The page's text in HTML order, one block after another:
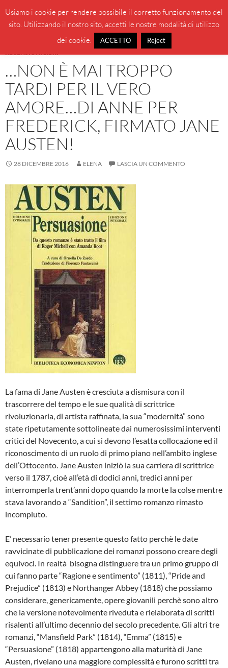
contenuto
BeppeBlog
MENU
RECENSIONI LIBRI
…NON È MAI TROPPO
TARDI PER IL VERO
AMORE…DI ANNE PER
FREDERICK, FIRMATO JANE
AUSTEN!
28 DICEMBRE 2016 ELENA LASCIA UN COMMENTO
La fama di Jane Austen è cresciuta a dismisura con il
trascorrere del tempo e le sue qualità di scrittrice
rivoluzionaria, di artista raffinata, la sua “modernità” sono
state ripetutamente sottolineate dai numerosissimi interventi
critici del Novecento, a cui si devono l’esatta collocazione ed il
riconoscimento di un ruolo di primo piano nell’ambito inglese
dell’Ottocento. Jane Austen iniziò la sua carriera di scrittrice
verso il 1787, cioè all’età di dodici anni, tredici anni per
interromperla trent’anni dopo quando la morte la colse mentre
stava lavorando a “Sandition”, il settimo romanzo rimasto
incompiuto.
E’ necessario tener presente questo fatto perchè le date
ravvicinate di pubblicazione dei romanzi possono creare degli
equivoci. In realtà bisogna distinguere tra un primo gruppo di
cui fanno parte “Ragione e sentimento” (1811), “Pride and
Prejudice” (1813) e Northanger Abbey (1818) che possiamo
considerare, genericamente, opere giovanili perchè sono altro
che la versione notevolmente riveduta e rielaborata di scritti
risalenti all’ultimo decennio del secolo precedente. Gli altri tre
romanzi, “Mansfield Park” (1814), “Emma” (1815) e
“Persuasione” (1818) appartengono alla maturità di Jane
Austen, rivelano una maggiore complessità e furono scritti tra
Usiamo i cookie per rendere possibile il corretto funzionamento del
sito. Utilizzando il nostro sito, accetti le nostre modalità di utilizzo
dei cookie.
ACCETTO Reject